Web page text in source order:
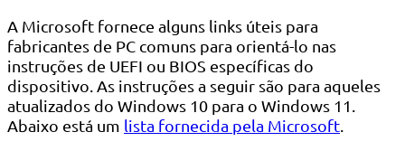
A Microsoft fornece alguns links úteis para
fabricantes de PC comuns para orientá-lo nas
instruções de UEFI ou BIOS específicas do
dispositivo. As instruções a seguir são para aqueles
atualizados do Windows 10 para o Windows 11.
Abaixo está um lista fornecida pela Microsoft